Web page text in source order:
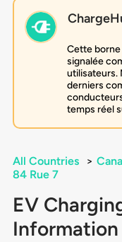
Cette
signalée
utilisateurs.
derniers
temps réel
All Countries >
84 Rue 7
EV
Information